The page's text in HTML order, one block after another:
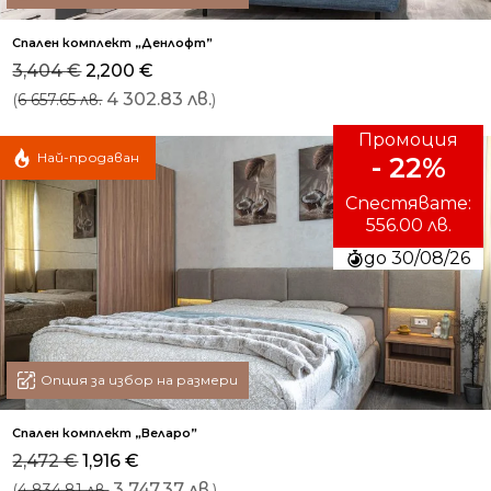
Спален комплект „Денлофт”
3,404€Original
price
was:
2,200€
цена
е:
(6 657.65 лв. 4 302.83 лв.)
Най-продаван
Промоция
- 22%
Спестявате:
556.00 лв.
до 30/08/26
Спален комплект „Веларо”
Опция за избор на размери
2,472€Original
price
1,916€
цена